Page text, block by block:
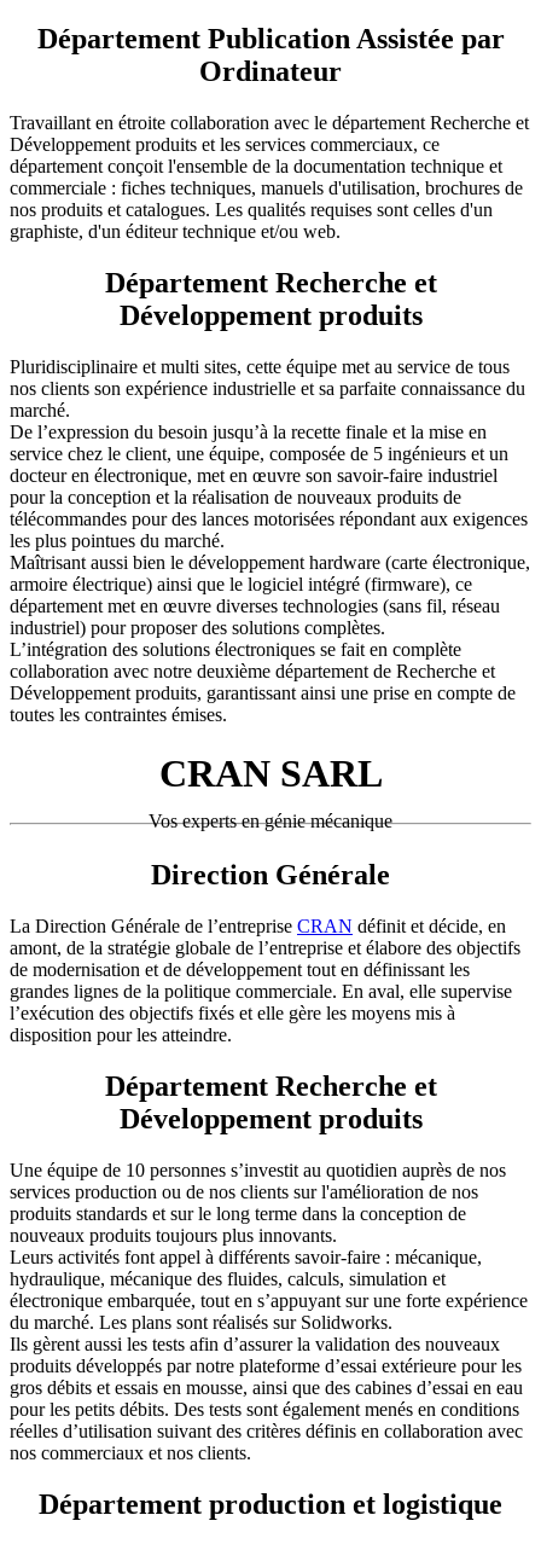
Département Publication Assistée par
Ordinateur
Travaillant en étroite collaboration avec le département Recherche et
Développement produits et les services commerciaux, ce
département conçoit l'ensemble de la documentation technique et
commerciale : fiches techniques, manuels d'utilisation, brochures de
nos produits et catalogues. Les qualités requises sont celles d'un
graphiste, d'un éditeur technique et/ou web.
Département Recherche et
Développement produits
Pluridisciplinaire et multi sites, cette équipe met au service de tous
nos clients son expérience industrielle et sa parfaite connaissance du
marché.
De l’expression du besoin jusqu’à la recette finale et la mise en
service chez le client, une équipe, composée de 5 ingénieurs et un
docteur en électronique, met en œuvre son savoir-faire industriel
pour la conception et la réalisation de nouveaux produits de
télécommandes pour des lances motorisées répondant aux exigences
les plus pointues du marché.
Maîtrisant aussi bien le développement hardware (carte électronique,
armoire électrique) ainsi que le logiciel intégré (firmware), ce
département met en œuvre diverses technologies (sans fil, réseau
industriel) pour proposer des solutions complètes.
L’intégration des solutions électroniques se fait en complète
collaboration avec notre deuxième département de Recherche et
Développement produits, garantissant ainsi une prise en compte de
toutes les contraintes émises.
CRAN SARL
Vos experts en génie mécanique
Direction Générale
La Direction Générale de l’entreprise CRAN définit et décide, en
amont, de la stratégie globale de l’entreprise et élabore des objectifs
de modernisation et de développement tout en définissant les
grandes lignes de la politique commerciale. En aval, elle supervise
l’exécution des objectifs fixés et elle gère les moyens mis à
disposition pour les atteindre.
Département Recherche et
Développement produits
Une équipe de 10 personnes s’investit au quotidien auprès de nos
services production ou de nos clients sur l'amélioration de nos
produits standards et sur le long terme dans la conception de
nouveaux produits toujours plus innovants.
Leurs activités font appel à différents savoir-faire : mécanique,
hydraulique, mécanique des fluides, calculs, simulation et
électronique embarquée, tout en s’appuyant sur une forte expérience
du marché. Les plans sont réalisés sur Solidworks.
Ils gèrent aussi les tests afin d’assurer la validation des nouveaux
produits développés par notre plateforme d’essai extérieure pour les
gros débits et essais en mousse, ainsi que des cabines d’essai en eau
pour les petits débits. Des tests sont également menés en conditions
réelles d’utilisation suivant des critères définis en collaboration avec
nos commerciaux et nos clients.
Département production et logistique